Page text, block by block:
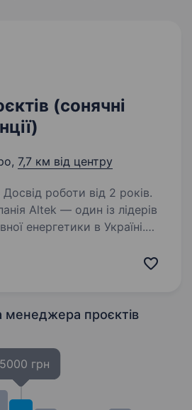
(сонячні
7,7 км від центру
роботи від 2 років.
енергетики в Україні.
проєктів для реалізації
менеджера проєктів
грн